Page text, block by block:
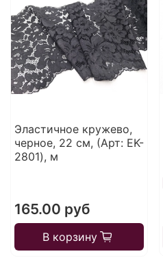
Эластичное кружево,
черное, 22 см, (Арт: EK-
2801), м
165.00 руб
В корзину